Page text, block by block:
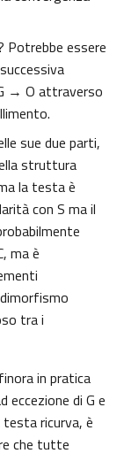
Potrebbe essere
→ O attraverso
sue due parti,
struttura
la testa è
con S ma il
ma è
tra i
in pratica
eccezione di G e
testa ricurva, è
che tutte